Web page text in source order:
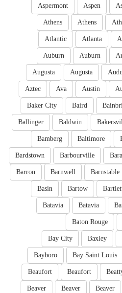
Aspen
Aspermont
Athens
Athens
Atlanta
Atlantic
Auburn
Auburn
Augusta
Augusta
Austin
Ava
Aztec
Baird
Baker City
Baldwin
Ballinger
Baltimore
Bamberg
Barbourville
Bardstown
Barnstable
Barnwell
Barron
Bartow
Basin
Batavia
Batavia
Baton Rouge
Baxley
Bay City
Bay Saint Louis
Bayboro
Beaufort
Beaufort
Beaver
Beaver
Beaver